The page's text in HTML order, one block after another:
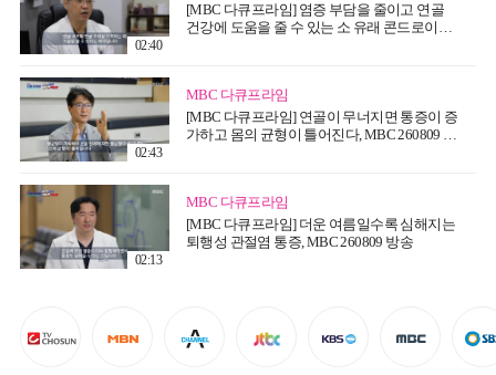
[MBC 다큐프라임] 염증 부담을 줄이고 연골
건강에 도움을 줄 수 있는 소 유래 콘드로이친,
02:40
MBC 다큐프라임
[MBC 다큐프라임] 연골이 무너지면 통증이 증
가하고 몸의 균형이 틀어진다, MBC 260809 방
02:43
MBC 다큐프라임
[MBC 다큐프라임] 더운 여름일수록 심해지는
퇴행성 관절염 통증, MBC 260809 방송
02:13